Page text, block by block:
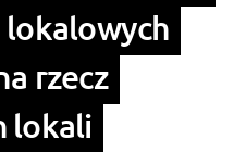
rzecz
lokali